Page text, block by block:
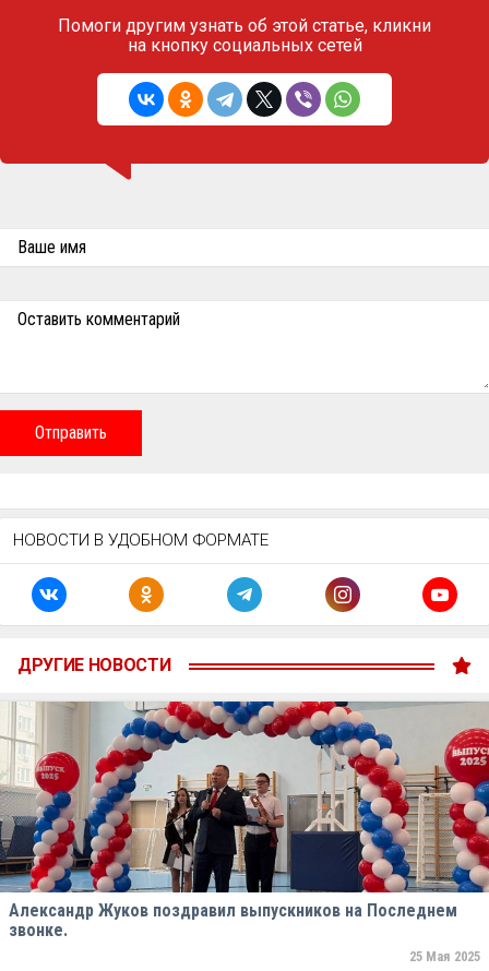
Помоги другим узнать об этой статье, кликни
на кнопку социальных сетей
Ваше имя
Оставить комментарий
Отправить
НОВОСТИ В УДОБНОМ ФОРМАТЕ
ДРУГИЕ НОВОСТИ
Александр Жуков поздравил выпускников на Последнем
звонке.
25 Мая 2025